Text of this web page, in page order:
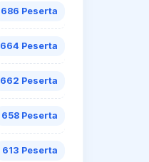
686 Peserta
664 Peserta
662 Peserta
658 Peserta
613 Peserta